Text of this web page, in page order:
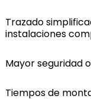
Trazado
instalaciones
Mayor seguridad
Tiempos de